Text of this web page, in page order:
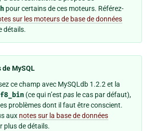
pour certains de ces moteurs. Référez-
sur les moteurs de base de données
détails.
MySQL
ce champ avec MySQLdb 1.2.2 et la
(ce qui n’est pas le cas par défaut),
problèmes dont il faut être conscient.
aux notes sur la base de données
plus de détails.